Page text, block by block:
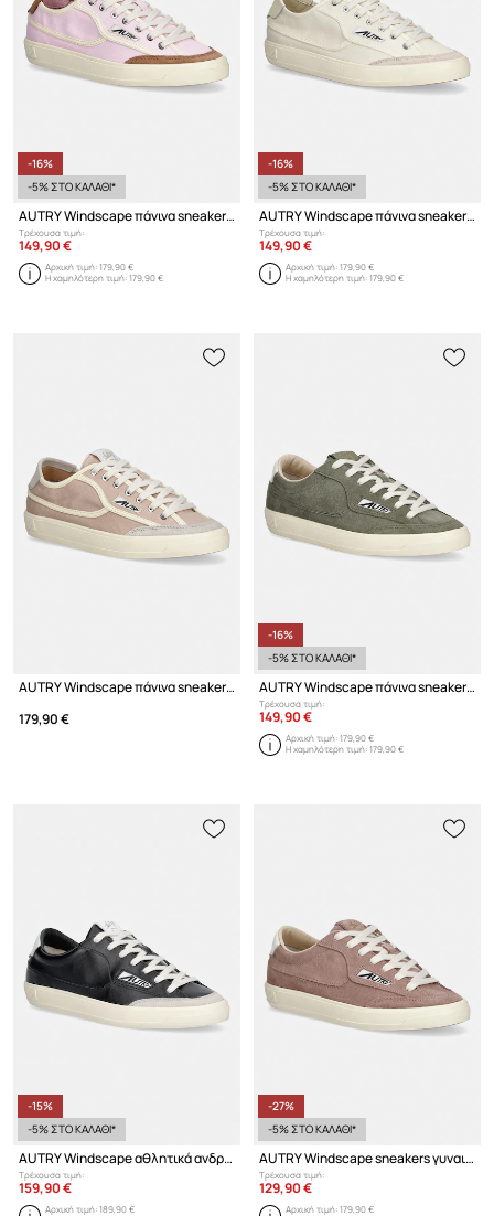
-16%
-5% ΣΤΟ ΚΑΛΑΘΙ*
AUTRY Windscape πάνινα sneakers γυναικεία χαμηλά
Τρέχουσα τιμή:
149,90 €
Αρχική τιμή:179,90 €
Η χαμηλότερη τιμή:179,90 €
-16%
-5% ΣΤΟ ΚΑΛΑΘΙ*
AUTRY Windscape πάνινα sneakers Ανδρικά
Τρέχουσα τιμή:
149,90 €
Αρχική τιμή:179,90 €
Η χαμηλότερη τιμή:179,90 €
AUTRY Windscape πάνινα sneakers γυναικεία χαμηλά
179,90 €
-16%
-5% ΣΤΟ ΚΑΛΑΘΙ*
AUTRY Windscape πάνινα sneakers Ανδρικά σουέτ
Τρέχουσα τιμή:
149,90 €
Αρχική τιμή:179,90 €
Η χαμηλότερη τιμή:179,90 €
-15%
-5% ΣΤΟ ΚΑΛΑΘΙ*
AUTRY Windscape αθλητικά ανδρικά δερμάτινα
Τρέχουσα τιμή:
159,90 €
Αρχική τιμή:189,90 €
-27%
-5% ΣΤΟ ΚΑΛΑΘΙ*
AUTRY Windscape sneakers γυναικεία σουέτ
Τρέχουσα τιμή:
129,90 €
Αρχική τιμή:179,90 €